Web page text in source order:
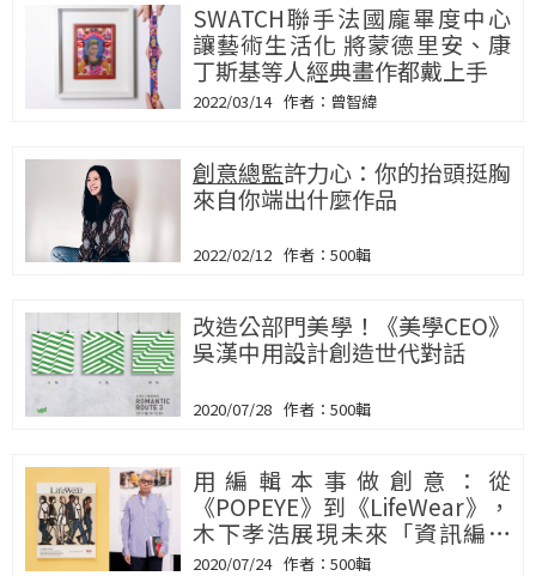
SWATCH聯手法國龐畢度中心
讓藝術生活化 將蒙德里安、康
丁斯基等人經典畫作都戴上手
2022/03/14 曾智緯
創意總監許力心：你的抬頭挺胸
來自你端出什麼作品
2022/02/12 500輯
改造公部門美學！《美學CEO》
吳漢中用設計創造世代對話
2020/07/28 500輯
用編輯本事做創意：從
《POPEYE》到《LifeWear》，
木下孝浩展現未來「資訊編輯
力」的重要
2020/07/24 500輯